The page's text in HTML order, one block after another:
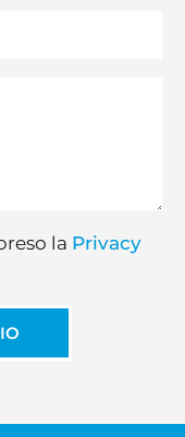
la Privacy